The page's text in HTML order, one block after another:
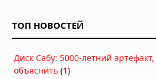
ТОП НОВОСТЕЙ
Диск Сабу: 5000-летний
объяснить (1)